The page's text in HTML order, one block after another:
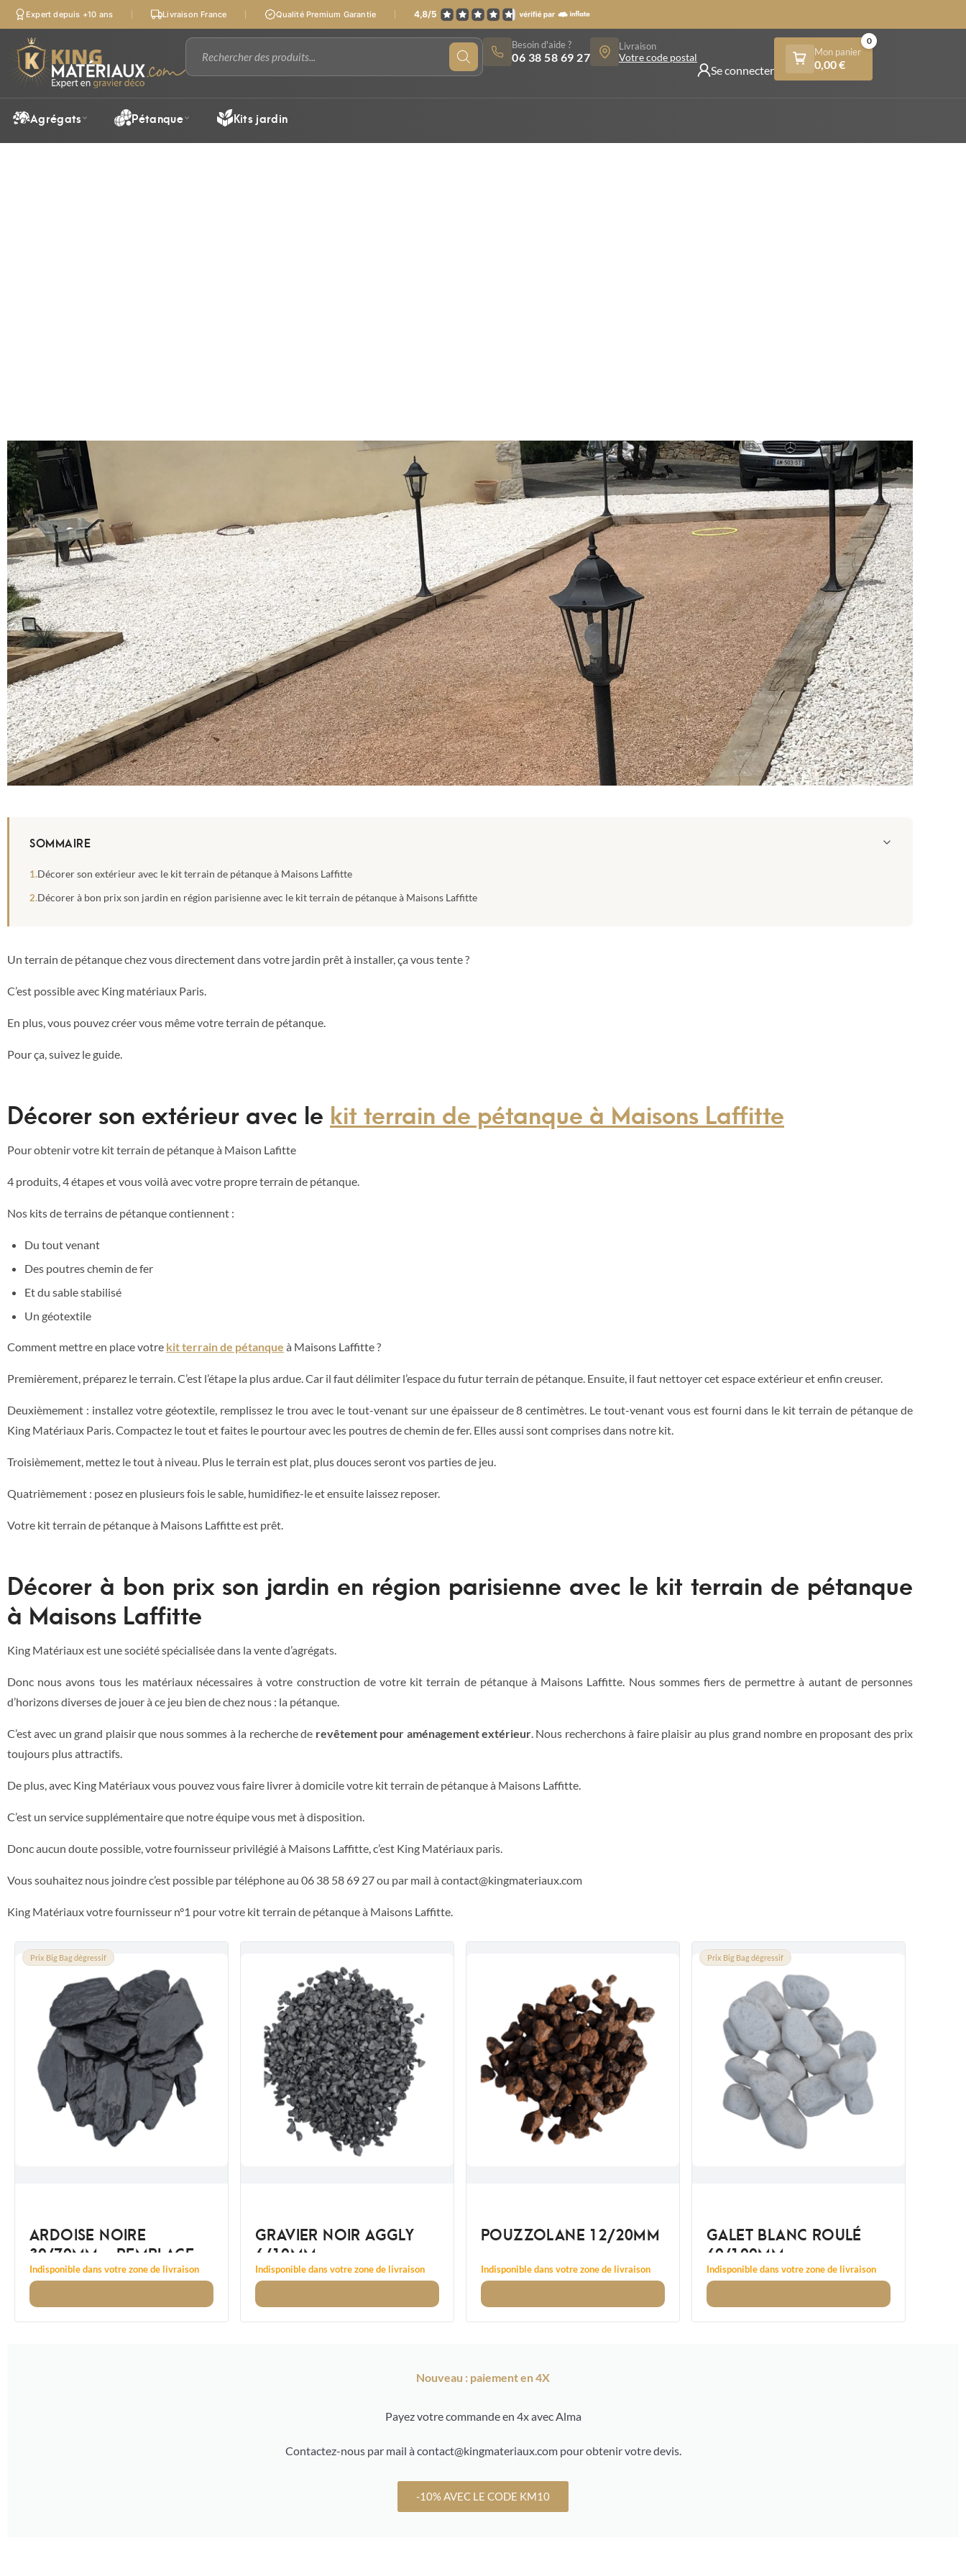
Expert depuis +10 ans Livraison France Qualité Premium Garantie
Besoin d'aide ?
06 38 58 69 27
Livraison
Votre code postal
Se connecter
Mon panier
0,00€
0
Agrégats Pétanque Kits jardin
SOMMAIRE
Décorer son extérieur avec le kit terrain de pétanque à Maisons Laffitte
Décorer à bon prix son jardin en région parisienne avec le kit terrain de pétanque à Maisons Laffitte
Un terrain de pétanque chez vous directement dans votre jardin prêt à installer, ça vous tente ?
C’est possible avec King matériaux Paris.
En plus, vous pouvez créer vous même votre terrain de pétanque.
Pour ça, suivez le guide.
Décorer son extérieur avec le kit terrain de pétanque à Maisons Laffitte
Pour obtenir votre kit terrain de pétanque à Maison Lafitte
4 produits, 4 étapes et vous voilà avec votre propre terrain de pétanque.
Nos kits de terrains de pétanque contiennent :
Du tout venant
Des poutres chemin de fer
Et du sable stabilisé
Un géotextile
Comment mettre en place votre kit terrain de pétanque à Maisons Laffitte ?
Premièrement, préparez le terrain. C’est l’étape la plus ardue. Car il faut délimiter l’espace du futur terrain de pétanque. Ensuite, il faut nettoyer cet espace extérieur et enfin creuser.
Deuxièmement : installez votre géotextile, remplissez le trou avec le tout-venant sur une épaisseur de 8 centimètres. Le tout-venant vous est fourni dans le kit terrain de pétanque de
King Matériaux Paris. Compactez le tout et faites le pourtour avec les poutres de chemin de fer. Elles aussi sont comprises dans notre kit.
Troisièmement, mettez le tout à niveau. Plus le terrain est plat, plus douces seront vos parties de jeu.
Quatrièmement : posez en plusieurs fois le sable, humidifiez-le et ensuite laissez reposer.
Votre kit terrain de pétanque à Maisons Laffitte est prêt.
Décorer à bon prix son jardin en région parisienne avec le kit terrain de pétanque
à Maisons Laffitte
King Matériaux est une société spécialisée dans la vente d’agrégats.
Donc nous avons tous les matériaux nécessaires à votre construction de votre kit terrain de pétanque à Maisons Laffitte. Nous sommes fiers de permettre à autant de personnes
d’horizons diverses de jouer à ce jeu bien de chez nous : la pétanque.
C’est avec un grand plaisir que nous sommes à la recherche de revêtement pour aménagement extérieur. Nous recherchons à faire plaisir au plus grand nombre en proposant des prix
toujours plus attractifs.
De plus, avec King Matériaux vous pouvez vous faire livrer à domicile votre kit terrain de pétanque à Maisons Laffitte.
C’est un service supplémentaire que notre équipe vous met à disposition.
Donc aucun doute possible, votre fournisseur privilégié à Maisons Laffitte, c’est King Matériaux paris.
Vous souhaitez nous joindre c’est possible par téléphone au 06 38 58 69 27 ou par mail à contact@kingmateriaux.com
King Matériaux votre fournisseur n°1 pour votre kit terrain de pétanque à Maisons Laffitte.
Prix Big Bag dégressif
ARDOISE NOIRE
30/70MM - REMPLACE
20/60 MM
Indisponible dans votre zone de livraison
GRAVIER NOIR AGGLY
6/10MM
Indisponible dans votre zone de livraison
POUZZOLANE 12/20MM
Indisponible dans votre zone de livraison
Prix Big Bag dégressif
GALET BLANC ROULÉ
60/100MM
Indisponible dans votre zone de livraison
Nouveau : paiement en 4X
Payez votre commande en 4x avec Alma
Contactez-nous par mail à contact@kingmateriaux.com pour obtenir votre devis.
-10% AVEC LE CODE KM10